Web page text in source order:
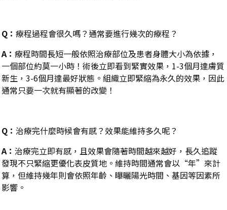
Q ：療程過程會很久嗎？通常要進行幾次的療程？
A：療程時間長短一般依照治療部位及患者身體大小為依據，
一個部位約莫一小時 ！術後立即看到緊實效果，1-3個月達膚質
新生，3-6個月達最好狀態。組織立即緊縮為永久的效果，因此
通常只要一次就有顯著的改變！
Q ：治療完什麼時候會有感？效果能維持多久呢？
A：治療完立即有感，且效果會隨著時間越來越好，長久追蹤
發現不只緊縮更優化表皮質地。維持時間通常會以 “年”來計
算，但維持幾年則會依照年齡、曝曬陽光時間、基因等因素所
影響。